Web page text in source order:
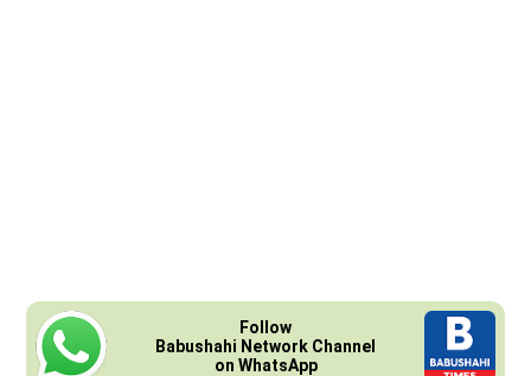
Follow
Babushahi Network Channel
on WhatsApp